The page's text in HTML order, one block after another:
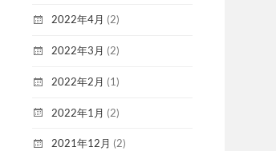
2022年4月 (2)
2022年3月 (2)
2022年2月 (1)
2022年1月 (2)
2021年12月 (2)